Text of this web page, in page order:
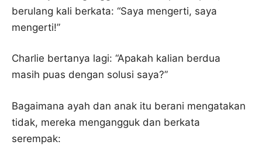
berulang kali berkata: “Saya mengerti, saya
mengerti!”
Charlie bertanya lagi: “Apakah kalian berdua
masih puas dengan solusi saya?”
Bagaimana ayah dan anak itu berani mengatakan
tidak, mereka mengangguk dan berkata
serempak: